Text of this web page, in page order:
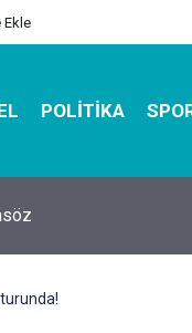
Ekle
POLITIKA
ile Estetik, Dayanıklı